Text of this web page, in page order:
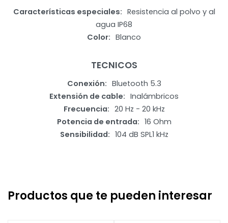
Características especiales
Resistencia al polvo y al
agua IP68
Color
Blanco
TECNICOS
Conexión
Bluetooth 5.3
Extensión de cable
Inalámbricos
Frecuencia
20 Hz - 20 kHz
Potencia de entrada
16 Ohm
Sensibilidad
104 dB SPL1 kHz
Productos que te pueden interesar